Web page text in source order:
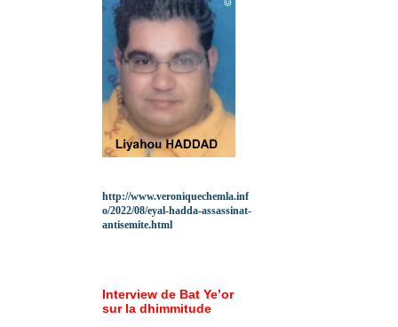
http://www.veroniquechemla.inf
o/2022/08/eyal-hadda-assassinat-
antisemite.html
Interview de Bat Ye’or
sur la dhimmitude